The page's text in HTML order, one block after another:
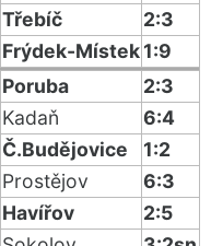
Třebíč
2:3
Frýdek-Místek1:9
Poruba
2:3
Kadaň
6:4
Č.Budějovice
1:2
Prostějov
6:3
Havířov
2:5